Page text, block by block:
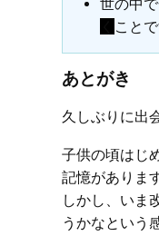
世の中
こと
あとがき
久しぶりに出
子供の頃はじ
記憶がありま
しかし、いま
うかなという